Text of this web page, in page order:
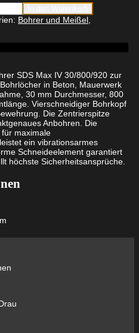
Bohrer und Meißel
SDS Max IV 30/800/920 zur
in Beton, Mauerwerk
30 mm Durchmesser, 800
Vierschneidiger Bohrkopf
Die Zentrierspitze
Anbohren. Die
maximale
ein vibrationsarmes
Schneideelement garantiert
höchste Sicherheitsansprüche.